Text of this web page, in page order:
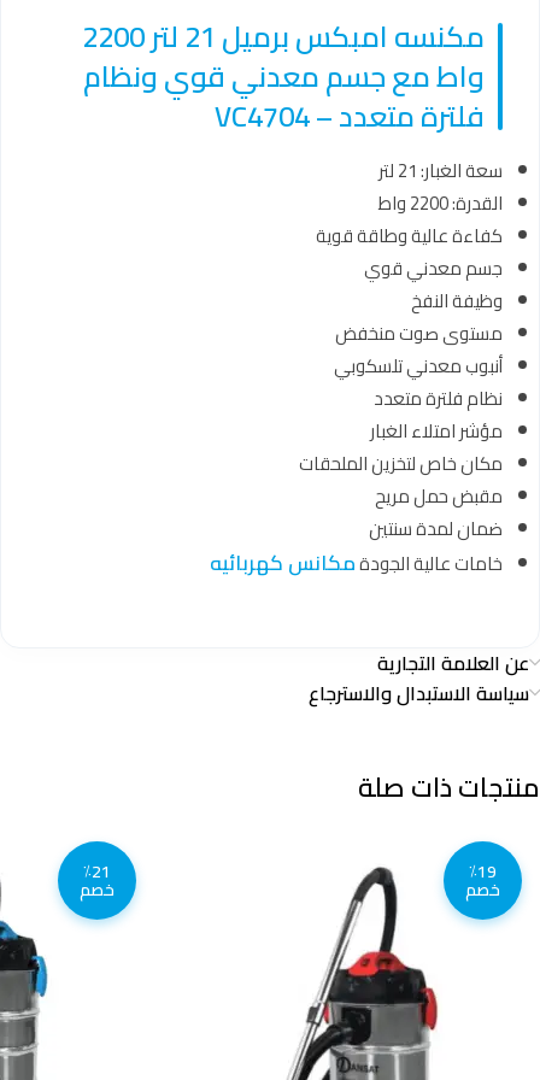
مكنسه امبكس برميل 21 لتر 2200
واط مع جسم معدني قوي ونظام
فلترة متعدد – VC4704
سعة الغبار: 21 لتر
القدرة: 2200 واط
كفاءة عالية وطاقة قوية
جسم معدني قوي
وظيفة النفخ
مستوى صوت منخفض
أنبوب معدني تلسكوبي
نظام فلترة متعدد
مؤشر امتلاء الغبار
مكان خاص لتخزين الملحقات
مقبض حمل مريح
ضمان لمدة سنتين
خامات عالية الجودةمكانس كهربائيه
عن العلامة التجارية
سياسة الاستبدال والاسترجاع
منتجات ذات صلة
٪19
خصم
٪21
خصم